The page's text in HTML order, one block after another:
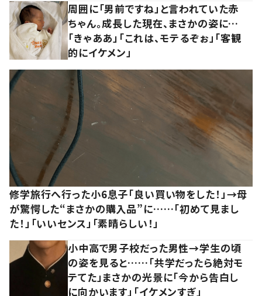
周囲に「男前ですね」と言われていた赤
ちゃん。成長した現在、まさかの姿に…
「きゃああ」「これは、モテるぞぉ」「客観
的にイケメン」
修学旅行へ行った小6息子「良い買い物をした！」→母
が驚愕した“まさかの購入品”に……「初めて見まし
た！」「いいセンス」「素晴らしい！」
小中高で男子校だった男性→学生の頃
の姿を見ると……「共学だったら絶対モ
テてた」まさかの光景に「今から告白し
に向かいます」「イケメンすぎ」